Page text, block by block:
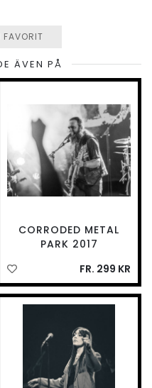
FAVORIT
ÄVEN PÅ
CORRODED METAL
PARK 2017
FR. 299 KR